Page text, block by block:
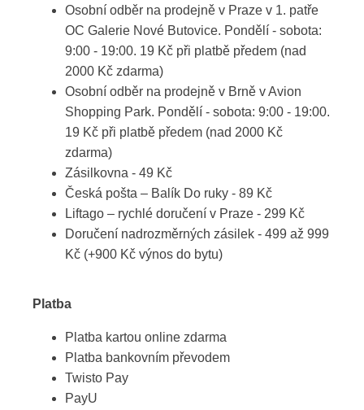
Osobní odběr na prodejně v Praze v 1. patře
OC Galerie Nové Butovice. Pondělí - sobota:
9:00 - 19:00. 19 Kč při platbě předem (nad
2000 Kč zdarma)
Osobní odběr na prodejně v Brně v Avion
Shopping Park. Pondělí - sobota: 9:00 - 19:00.
19 Kč při platbě předem (nad 2000 Kč
zdarma)
Zásilkovna - 49 Kč
Česká pošta – Balík Do ruky - 89 Kč
Liftago – rychlé doručení v Praze - 299 Kč
Doručení nadrozměrných zásilek - 499 až 999
Kč (+900 Kč výnos do bytu)
Platba
Platba kartou online zdarma
Platba bankovním převodem
Twisto Pay
PayU